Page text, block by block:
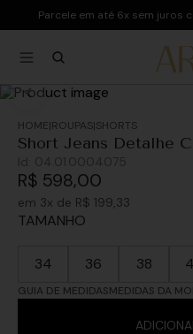
Parcele em até 6x sem juros
ROUPAS SHORTS
Short Jeans Detalhe
R$ 598,00
em 3x de R$ 199,33
TAMANHO
34 36 38
GUIA DE MEDIDASMEDIDAS DA